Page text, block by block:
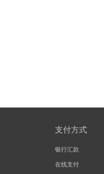
支付方式
银行汇款
在线支付